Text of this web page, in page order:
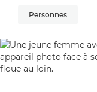
Personnes